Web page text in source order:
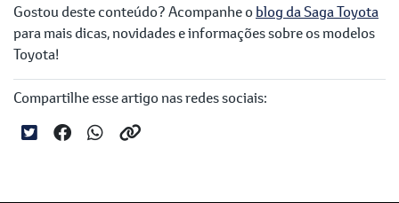
Gostou deste conteúdo? Acompanhe o blog da Saga Toyota
para mais dicas, novidades e informações sobre os modelos
Toyota!
Compartilhe esse artigo nas redes sociais: